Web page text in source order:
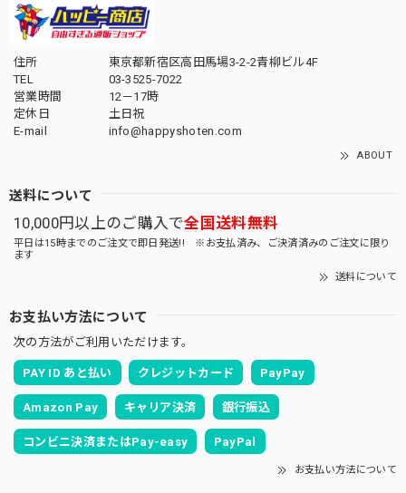
住所
東京都新宿区高田馬場3-2-2青柳ビル4F
TEL
03-3525-7022
営業時間
12－17時
定休日
土日祝
E-mail
info@happyshoten.com
ABOUT
送料について
10,000円以上のご購入で全国送料無料
平日は15時までのご注文で即日発送!! ※お支払済み、ご決済済みのご注文に限り
ます
送料について
お支払い方法について
次の方法がご利用いただけます。
PAY ID あと払い クレジットカード PayPay
Amazon Pay キャリア決済 銀行振込
コンビニ決済またはPay-easy PayPal
お支払い方法について